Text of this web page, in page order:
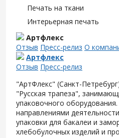
Печать на ткани
Интерьерная печать
Артфлекс
Отзыв Пресс-релиз О
Артфлекс
Отзыв Пресс-релиз
"АртФлекс" (Санкт-
"Русская трапеза",
упаковочного
направлениями
упаковки для бакалеи и
хлебобулочных изделий и